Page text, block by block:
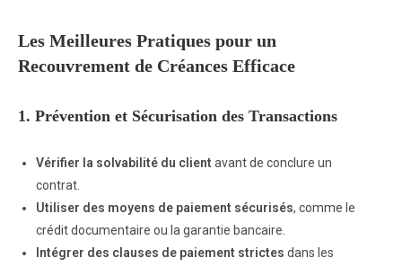
Les Meilleures Pratiques pour un
Recouvrement de Créances Efficace
1. Prévention et Sécurisation des Transactions
Vérifier la solvabilité du client avant de conclure un
contrat.
Utiliser des moyens de paiement sécurisés, comme le
crédit documentaire ou la garantie bancaire.
Intégrer des clauses de paiement strictes dans les